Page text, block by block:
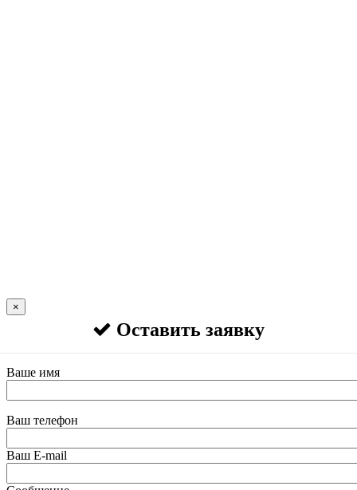
×
Оставить заявку
Ваше имя
Ваш телефон
Ваш E-mail